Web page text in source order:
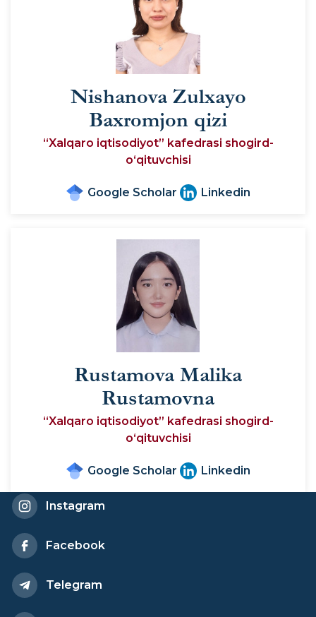
Nishanova Zulxayo
Baxromjon qizi
“Xalqaro iqtisodiyot” kafedrasi shogird-
o‘qituvchisi
Google Scholar Linkedin
Rustamova Malika
Rustamovna
“Xalqaro iqtisodiyot” kafedrasi shogird-
o‘qituvchisi
Google Scholar Linkedin
Instagram
Facebook
Telegram